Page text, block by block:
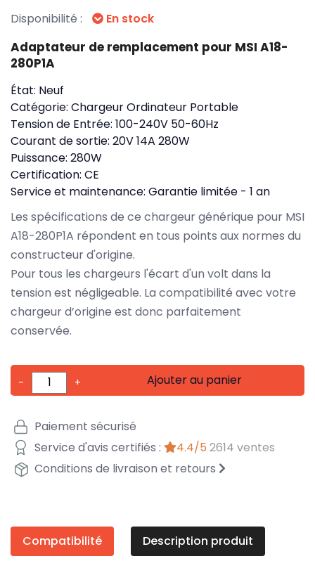
Disponibilité : En stock
Adaptateur de remplacement pour MSI A18-
280P1A
État: Neuf
Catégorie: Chargeur Ordinateur Portable
Tension de Entrée: 100-240V 50-60Hz
Courant de sortie: 20V 14A 280W
Puissance: 280W
Certification: CE
Service et maintenance: Garantie limitée - 1 an
Les spécifications de ce chargeur générique pour MSI
A18-280P1A répondent en tous points aux normes du
constructeur d'origine.
Pour tous les chargeurs l'écart d'un volt dans la
tension est négligeable. La compatibilité avec votre
chargeur d’origine est donc parfaitement
conservée.
- + Ajouter au panier
Paiement sécurisé
Service d'avis certifiés :
4.4/5 2614 ventes
Conditions de livraison et retours
Compatibilité Description produit